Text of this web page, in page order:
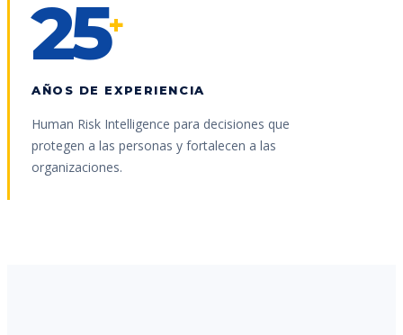
25+
AÑOS DE EXPERIENCIA
Human Risk Intelligence para decisiones que
protegen a las personas y fortalecen a las
organizaciones.